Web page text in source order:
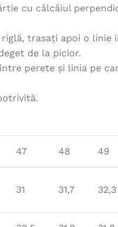
cu călcâiul
trasați apoi o linie
de la picior.
perete și linia pe
47 48 49
31 31,7 32,3